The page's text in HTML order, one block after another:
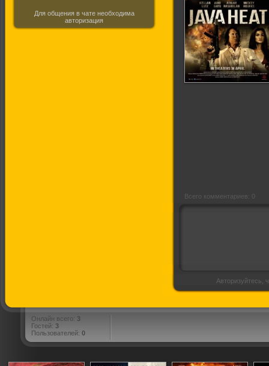
Для общения в чате необходима
авторизация
Всего комментариев: 0
Авторизуйтесь,
Онлайн всего: 3
Гостей: 3
Пользователей: 0